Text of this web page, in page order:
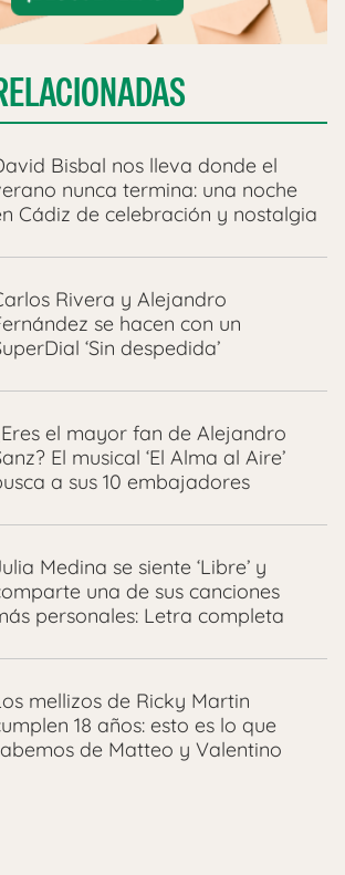
Bisbal nos lleva donde el
nunca termina: una noche
Cádiz de celebración y nostalgia
Rivera y Alejandro
se hacen con un
‘Sin despedida’
el mayor fan de Alejandro
El musical ‘El Alma al Aire’
a sus 10 embajadores
Medina se siente ‘Libre’ y
una de sus canciones
personales: Letra completa
mellizos de Ricky Martin
18 años: esto es lo que
de Matteo y Valentino